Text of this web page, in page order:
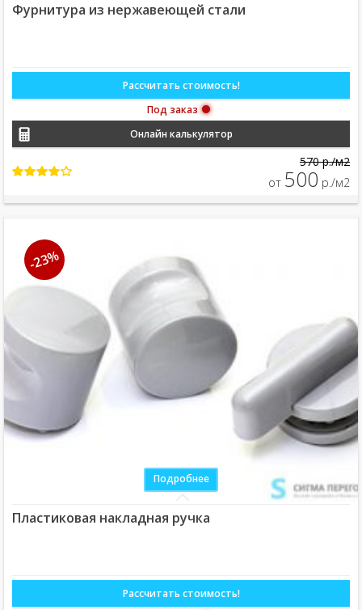
Фурнитура из нержавеющей стали
Рассчитать стоимость!
Под заказ
Онлайн калькулятор
570 р./м2
от 500 р./м2
-23%
Подробнее
Пластиковая накладная ручка
Рассчитать стоимость!